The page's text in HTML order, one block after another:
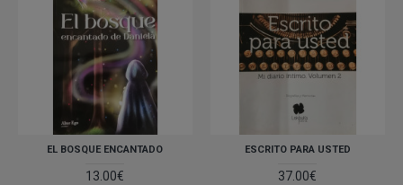
EL BOSQUE ENCANTADO
13.00€
ESCRITO PARA USTED
37.00€